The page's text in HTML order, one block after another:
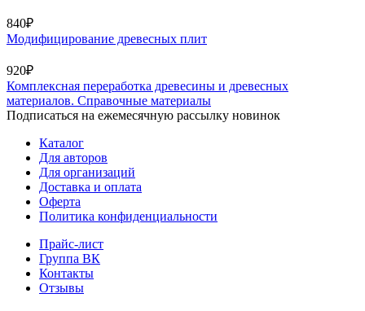
840₽
Модифицирование древесных плит
920₽
Комплексная переработка древесины и древесных
материалов. Справочные материалы
Подписаться на ежемесячную рассылку новинок
Каталог
Для авторов
Для организаций
Доставка и оплата
Оферта
Политика конфиденциальности
Прайс-лист
Группа ВК
Контакты
Отзывы